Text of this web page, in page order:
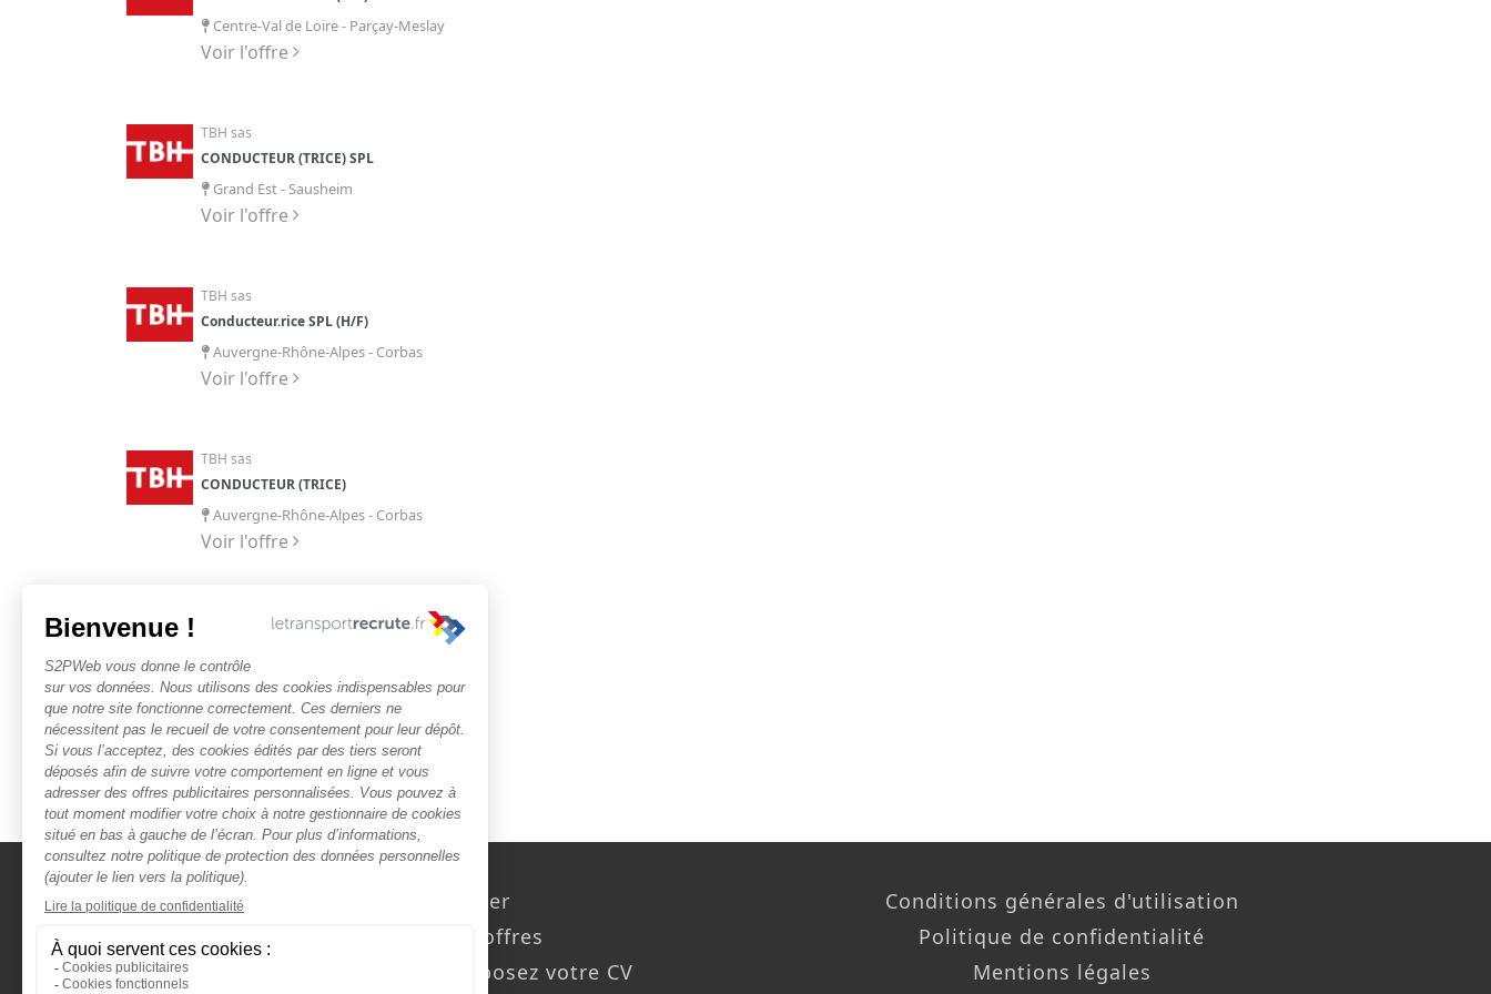
Centre-Val de Loire - Parçay-Meslay
Voir l'offre
TBH sas
CONDUCTEUR (TRICE) SPL
Grand Est - Sausheim
Voir l'offre
TBH sas
Conducteur.rice SPL (H/F)
Auvergne-Rhône-Alpes - Corbas
Voir l'offre
TBH sas
CONDUCTEUR (TRICE)
Auvergne-Rhône-Alpes - Corbas
Voir l'offre
Provence-Alpes-Côte Azur - Cazan
Voir l'offre
Nous contacter
Rechercher des offres
Faîtes-vous chasser ! Déposez votre CV
Conditions générales d'utilisation
Politique de confidentialité
Mentions légales